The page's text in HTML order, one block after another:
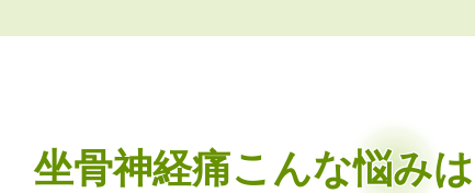
坐骨神経痛こんな悩み